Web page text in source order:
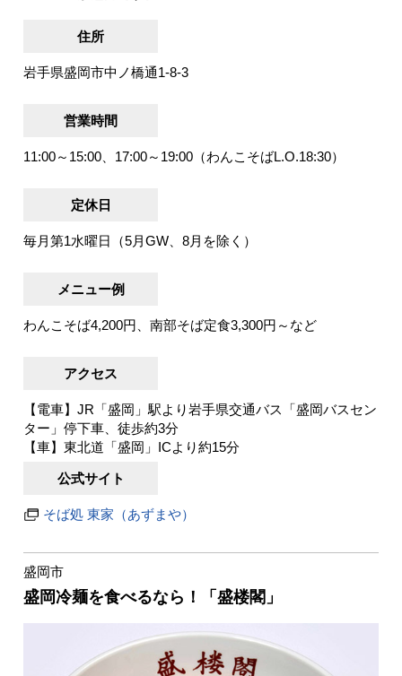
住所
岩手県盛岡市中ノ橋通1-8-3
営業時間
11:00～15:00、17:00～19:00（わんこそばL.O.18:30）
定休日
毎月第1水曜日（5月GW、8月を除く）
メニュー例
わんこそば4,200円、南部そば定食3,300円～など
アクセス
【電車】JR「盛岡」駅より岩手県交通バス「盛岡バスセン
ター」停下車、徒歩約3分
【車】東北道「盛岡」ICより約15分
公式サイト
そば処 東家（あずまや）
盛岡市
盛岡冷麺を食べるなら！「盛楼閣」